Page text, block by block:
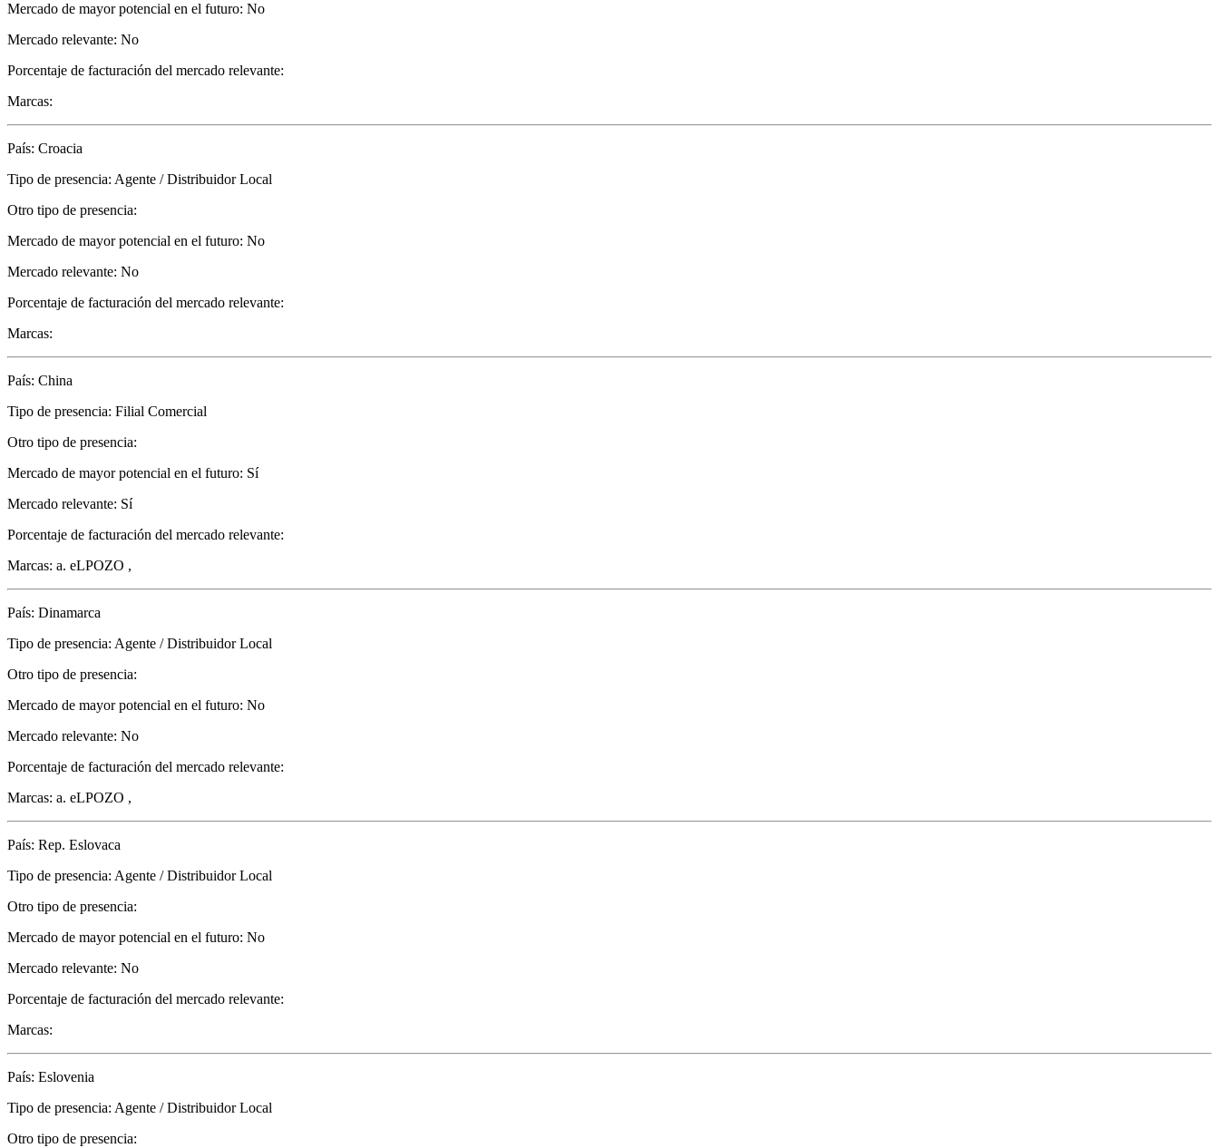
Mercado de mayor potencial en el futuro: No
Mercado relevante: No
Porcentaje de facturación del mercado relevante:
Marcas:
País: Croacia
Tipo de presencia: Agente / Distribuidor Local
Otro tipo de presencia:
Mercado de mayor potencial en el futuro: No
Mercado relevante: No
Porcentaje de facturación del mercado relevante:
Marcas:
País: China
Tipo de presencia: Filial Comercial
Otro tipo de presencia:
Mercado de mayor potencial en el futuro: Sí
Mercado relevante: Sí
Porcentaje de facturación del mercado relevante:
Marcas: a. eLPOZO ,
País: Dinamarca
Tipo de presencia: Agente / Distribuidor Local
Otro tipo de presencia:
Mercado de mayor potencial en el futuro: No
Mercado relevante: No
Porcentaje de facturación del mercado relevante:
Marcas: a. eLPOZO ,
País: Rep. Eslovaca
Tipo de presencia: Agente / Distribuidor Local
Otro tipo de presencia:
Mercado de mayor potencial en el futuro: No
Mercado relevante: No
Porcentaje de facturación del mercado relevante:
Marcas:
País: Eslovenia
Tipo de presencia: Agente / Distribuidor Local
Otro tipo de presencia: